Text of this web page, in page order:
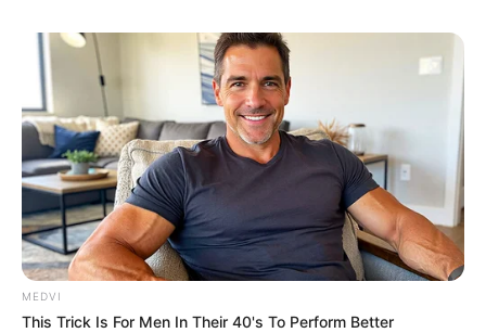
MEDVI
This Trick Is For Men In Their 40's To Perform Better